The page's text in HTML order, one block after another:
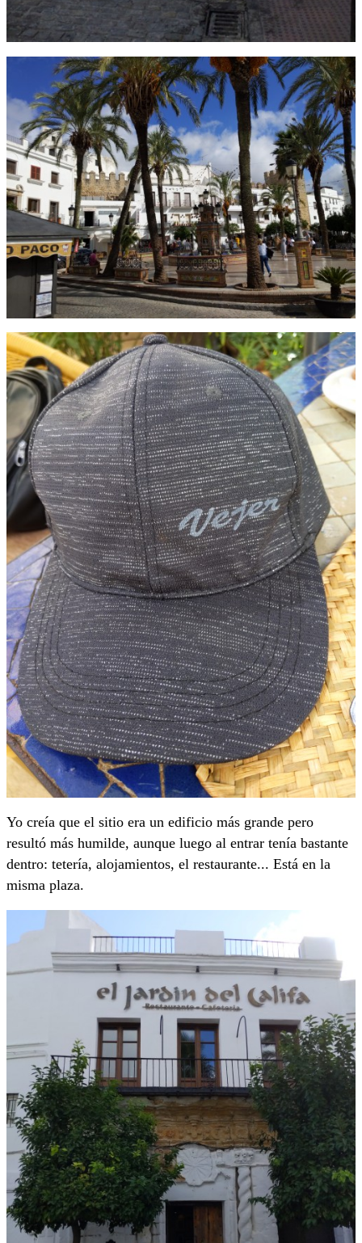
Yo creía que el sitio era un edificio más grande pero
resultó más humilde, aunque luego al entrar tenía bastante
dentro: tetería, alojamientos, el restaurante... Está en la
misma plaza.